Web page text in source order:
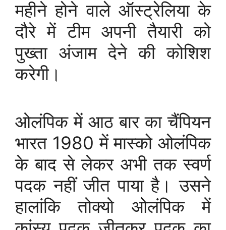
महीने होने वाले ऑस्ट्रेलिया के
दौरे में टीम अपनी तैयारी को
पुख्ता अंजाम देने की कोशिश
करेगी।
ओलंपिक में आठ बार का चैंपियन
भारत 1980 में मास्को ओलंपिक
के बाद से लेकर अभी तक स्वर्ण
पदक नहीं जीत पाया है। उसने
हालांकि तोक्यो ओलंपिक में